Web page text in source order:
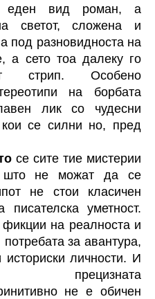
еден вид роман, а
светот, сложена и
под разновидноста на
а сето тоа далеку го
стрип. Особено
на борбата
лик со чудесни
се силни но, пред
се сите тие мистерии
што не можат да се
не стои класичен
уметност.
на реалноста и
за авантура,
историски личности. И
не е обичен